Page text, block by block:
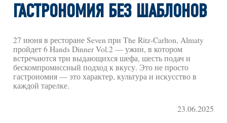
ГАСТРОНОМИЯ БЕЗ ШАБЛОНОВ
27 июня в ресторане Seven при The Ritz-Carlton, Almaty
пройдет 6 Hands Dinner Vol.2 — ужин, в котором
встречаются три выдающихся шефа, шесть подач и
бескомпромиссный подход к вкусу. Это не просто
гастрономия — это характер, культура и искусство в
каждой тарелке.
23.06.2025